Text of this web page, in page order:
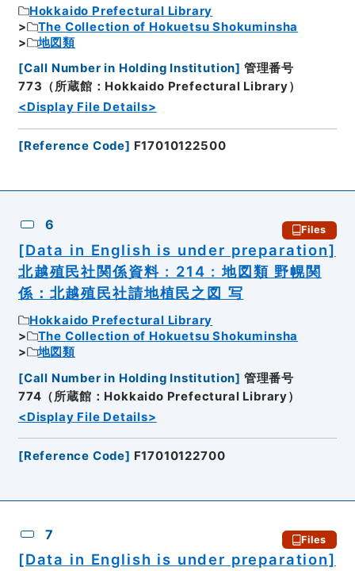
Hokkaido Prefectural Library
The Collection of Hokuetsu Shokuminsha
地図類
[Call Number in Holding Institution] 管理番号
773（所蔵館：Hokkaido Prefectural Library）
<Display File Details>
[Reference Code] F17010122500
6 Files
[Data in English is under preparation]
北越殖民社関係資料 : 214 : 地図類 野幌関
係：北越殖民社請地植民之図 写
Hokkaido Prefectural Library
The Collection of Hokuetsu Shokuminsha
地図類
[Call Number in Holding Institution] 管理番号
774（所蔵館：Hokkaido Prefectural Library）
<Display File Details>
[Reference Code] F17010122700
7 Files
[Data in English is under preparation]